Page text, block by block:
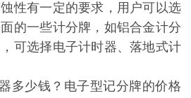
性有一定的要求，用户可以选
的一些计分牌，如铝合金计分
可选择电子计时器、落地式计
少钱？电子型记分牌的价格